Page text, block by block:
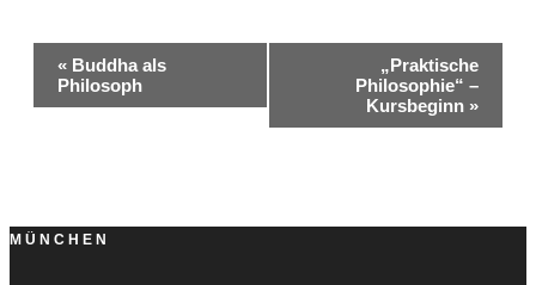
Veranstaltung-
Navigation
« Buddha als
Philosoph
„Praktische
Philosophie“ –
Kursbeginn »
MÜNCHEN